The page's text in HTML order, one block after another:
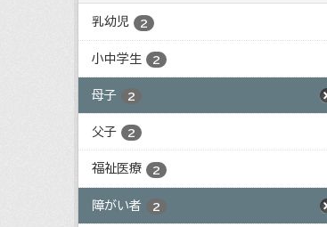
乳幼児 2
小中学生 2
母子 2
父子 2
福祉医療 2
障がい者 2